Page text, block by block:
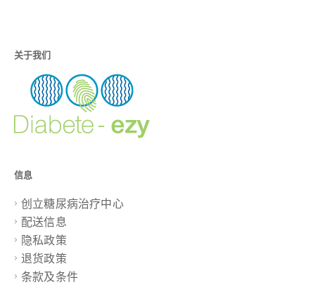
关于我们
信息
创立糖尿病治疗中心
配送信息
隐私政策
退货政策
条款及条件